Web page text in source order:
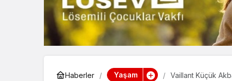
Haberler Yaşam Vaillant Küçük